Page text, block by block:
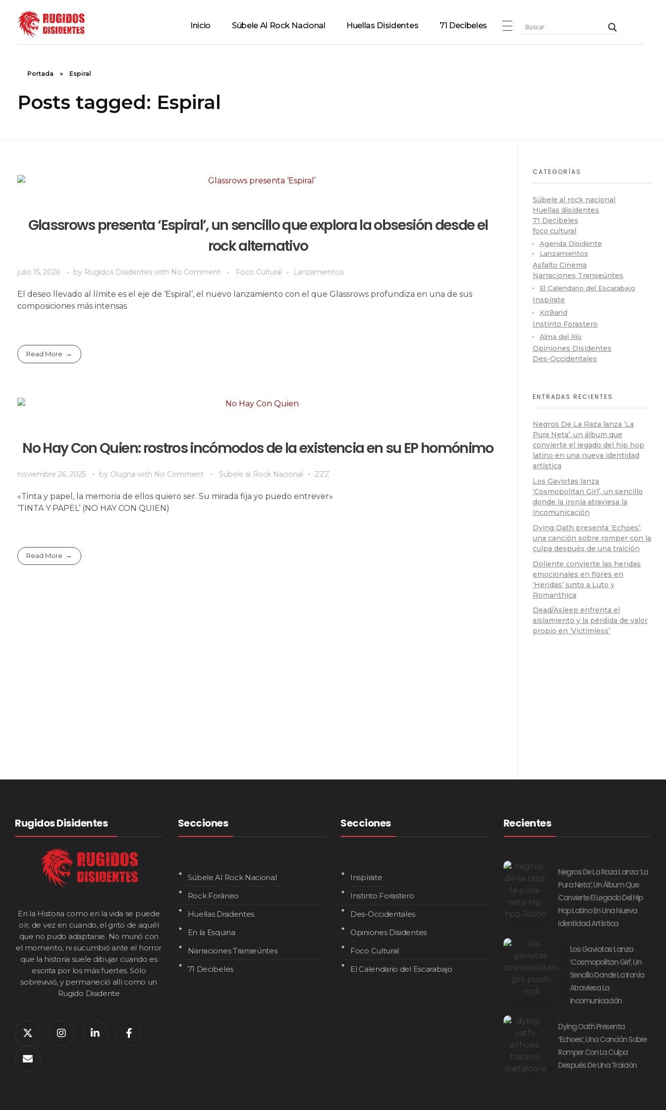
Rugidos Disidentes
Bogotá - Colombia | ISSN 2619-5569
Inicio Súbele Al Rock Nacional Huellas Disidentes 71 Decibeles
Portada » Espiral
Posts tagged: Espiral
Glassrows presenta ‘Espiral’, un sencillo que explora la obsesión desde el
rock alternativo
julio 15, 2026 by Rugidos Disidentes with No Comment Foco Cultural Lanzamientos
El deseo llevado al límite es el eje de ‘Espiral’, el nuevo lanzamiento con el que Glassrows profundiza en una de sus
composiciones más intensas
Read More
No Hay Con Quien: rostros incómodos de la existencia en su EP homónimo
noviembre 26, 2025 by Olugna with No Comment Súbele al Rock Nacional ZZZ
«Tinta y papel, la memoria de ellos quiero ser. Su mirada fija yo puedo entrever»
‘TINTA Y PAPEL’ (NO HAY CON QUIEN)
Read More
CATEGORÍAS
Súbele al rock nacional
Huellas disidentes
71 Decibeles
foco cultural
Agenda Disidente
Lanzamientos
Asfalto Cinema
Narraciones Transeúntes
El Calendario del Escarabajo
Inspírate
KitBand
Instinto Forastero
Alma del Río
Opiniones Disidentes
Des-Occidentales
ENTRADAS RECIENTES
Negros De La Raza lanza ‘La
Pura Neta’, un álbum que
convierte el legado del hip hop
latino en una nueva identidad
artística
Los Gaviotas lanza
‘Cosmopolitan Girl’, un sencillo
donde la ironía atraviesa la
incomunicación
Dying Oath presenta ‘Echoes’,
una canción sobre romper con la
culpa después de una traición
Doliente convierte las heridas
emocionales en flores en
‘Heridas’ junto a Luto y
Romanthica
Dead/Asleep enfrenta el
aislamiento y la pérdida de valor
propio en ‘Victimless’
Rugidos Disidentes
En la Historia como en la vida se puede
oír, de vez en cuando, el grito de aquél
que no pudo adaptarse. No murió con
el momento, ni sucumbió ante el horror
que la historia suele dibujar cuando es
escrita por los más fuertes. Sólo
sobrevivió, y permaneció allí como un
Rugido Disidente
Secciones
Súbele Al Rock Nacional
Rock Foráneo
Huellas Disidentes
En la Esquina
Narraciones Transeúntes
71 Decibeles
Secciones
Inspírate
Instinto Forastero
Des-Occidentales
Opiniones Disidentes
Foco Cultural
El Calendario del Escarabajo
Recientes
Negros De La Raza Lanza ‘La
Pura Neta’, Un Álbum Que
Convierte El Legado Del Hip
Hop Latino En Una Nueva
Identidad Artística
Los Gaviotas Lanza
‘Cosmopolitan Girl’, Un
Sencillo Donde La Ironía
Atraviesa La
Incomunicación
Dying Oath Presenta
‘Echoes’, Una Canción Sobre
Romper Con La Culpa
Después De Una Traición